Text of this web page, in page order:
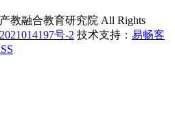
教融合教育研究院 All Rights
号-2 技术支持： 易畅客